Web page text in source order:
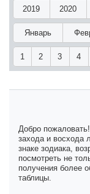
2019 2020
Январь
1 2 3 4
Добро
захода и восхода
знаке зодиака,
посмотреть не
получения более
таблицы.